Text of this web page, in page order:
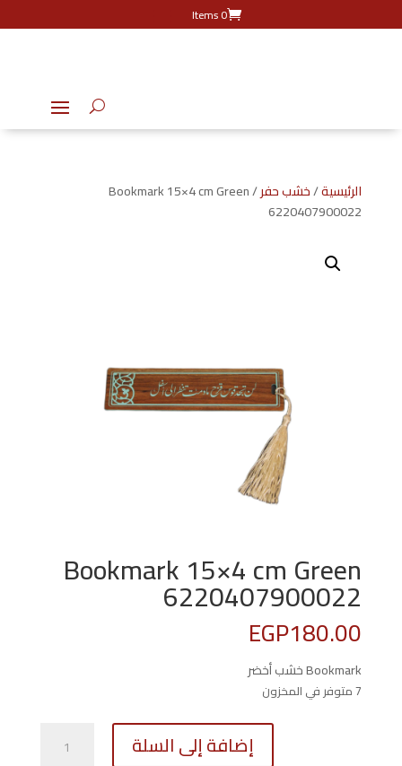
0 Items
الرئيسية/خشب حفر / Bookmark 15×4 cm Green
6220407900022
Bookmark 15×4 cm Green
6220407900022
EGP180.00
Bookmark خشب أخضر
7 متوفر في المخزون
Bookmark
إضافة إلى السلة